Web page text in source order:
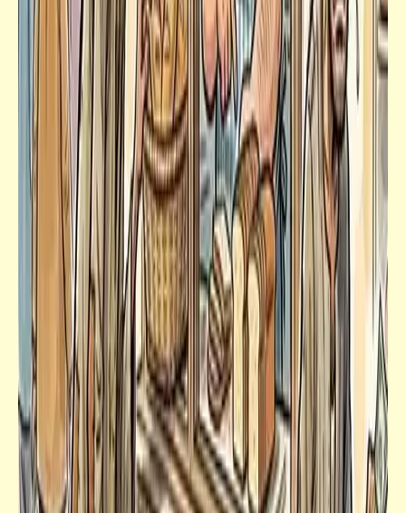
فيدراديو
شاب مصري رائع يتحدّث الإنجليزية والعربية
بلكنات مختلفة
كتالوجنا